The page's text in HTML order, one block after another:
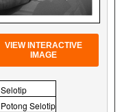
VIEW INTERACTIVE
IMAGE
Selotip
Potong Selotip